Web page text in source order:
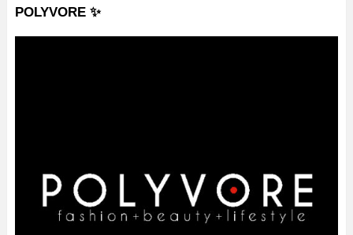
POLYVORE ✨